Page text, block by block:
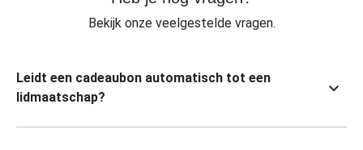
Bekijk onze veelgestelde vragen.
Leidt een cadeaubon automatisch tot een
lidmaatschap?